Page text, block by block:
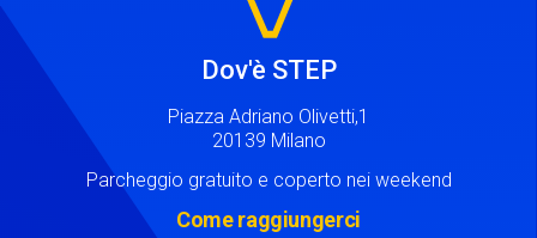
Dov'è STEP
Piazza Adriano Olivetti,1
20139 Milano
Parcheggio gratuito e coperto nei weekend
Come raggiungerci